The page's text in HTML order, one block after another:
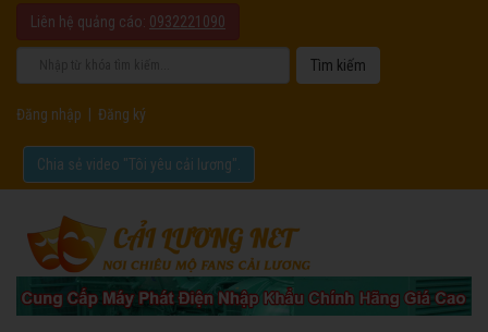
Liên hệ quảng cáo: 0932221090
Đăng nhập Đăng ký
Chia sẻ video "Tôi yêu cải lương".